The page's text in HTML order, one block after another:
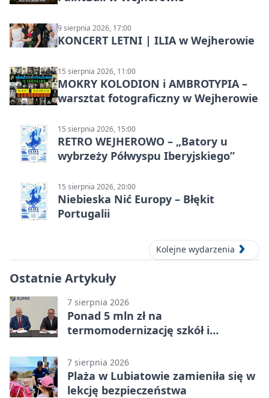
9 sierpnia 2026, 17:00
KONCERT LETNI | ILIA w Wejherowie
15 sierpnia 2026, 11:00
MOKRY KOLODION i AMBROTYPIA –
warsztat fotograficzny w Wejherowie
15 sierpnia 2026, 15:00
RETRO WEJHEROWO – „Batory u
wybrzeży Półwyspu Iberyjskiego”
15 sierpnia 2026, 20:00
Niebieska Nić Europy – Błękit
Portugalii
Kolejne wydarzenia
Ostatnie Artykuły
7 sierpnia 2026
Ponad 5 mln zł na
termomodernizację szkół i
7 sierpnia 2026
Plaża w Lubiatowie zamieniła się w
lekcję bezpieczeństwa